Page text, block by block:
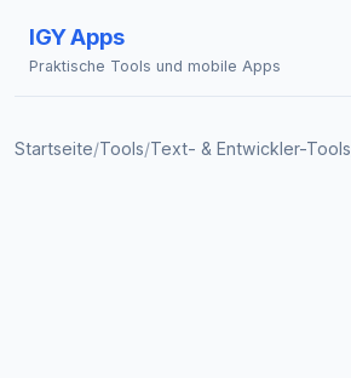
IGY Apps
Praktische Tools und mobile Apps
Startseite/Tools/Text- & Entwickler-Tools